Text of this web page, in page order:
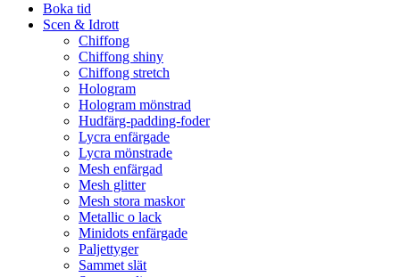
Boka tid
Scen & Idrott
Chiffong
Chiffong shiny
Chiffong stretch
Hologram
Hologram mönstrad
Hudfärg-padding-foder
Lycra enfärgade
Lycra mönstrade
Mesh enfärgad
Mesh glitter
Mesh stora maskor
Metallic o lack
Minidots enfärgade
Paljettyger
Sammet slät